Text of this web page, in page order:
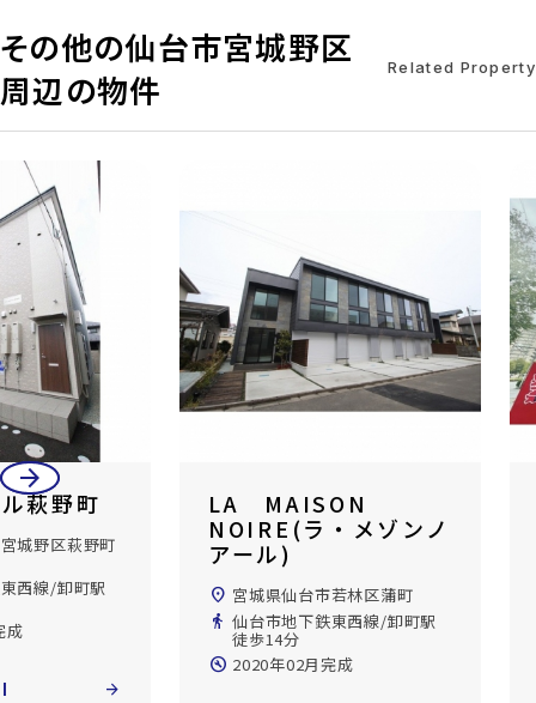
その他の仙台市宮城野区
周辺の物件
Related Property
arrow_back
arrow_forward
萩野町
城野区萩野町
西線/卸町駅
成
arrow_forward
LA MAISON
NOIRE(ラ・メゾンノ
アール)
location_on 宮城県仙台市若林区蒲町
directions_walk 仙台市地下鉄東西線/卸町駅
徒歩14分
build_circle 2020年02月完成